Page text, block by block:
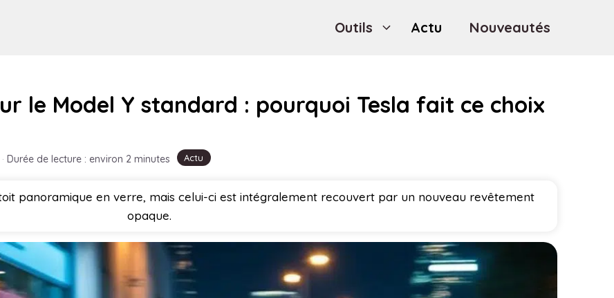
Outils Actu Nouveautés
Actu
le Model Y standard : pourquoi Tesla fait ce choix
· Durée de lecture : environ 2 minutes
panoramique en verre, mais celui-ci est intégralement recouvert par un nouveau revêtement
opaque.